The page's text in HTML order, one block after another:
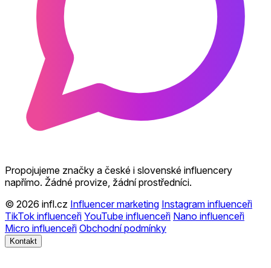
Propojujeme značky a české i slovenské influencery
napřímo. Žádné provize, žádní prostředníci.
© 2026 infl.cz Influencer marketing Instagram influenceři
TikTok influenceři YouTube influenceři Nano influenceři
Micro influenceři Obchodní podmínky
Kontakt